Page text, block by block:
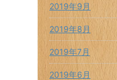
2019年9月
2019年8月
2019年7月
2019年6月